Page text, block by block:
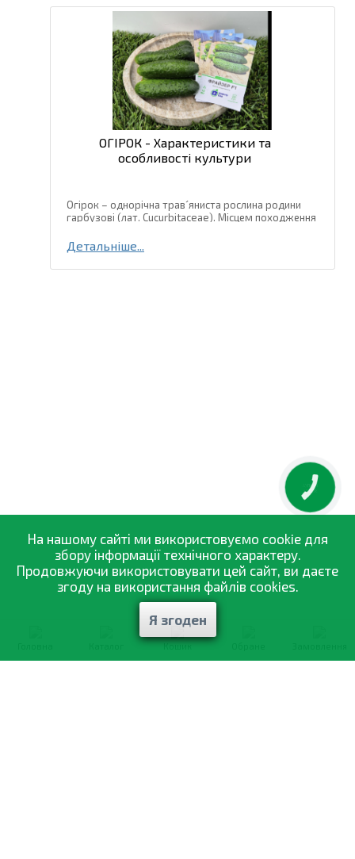
КупитиНасіння огірків Дерія F1, упаковка 10 штта
інші товари за доступними цінами Ви можете в
інтернет-магазиніСпектр Садз доставкою в Київ й
інші міста по всій території України.
ОГІРОК - Характеристики та
особливості культури
Огірок – однорічна трав´яниста рослина родини
гарбузові (лат. Cucurbitaceae). Місцем походження
Східної Азії, де і зараз зустрічаються дикорослі
види цієї...
Детальніше...
Кошик
На нашому сайті ми використовуємо cookie для
збору інформації технічного характеру.
Продовжуючи використовувати цей сайт, ви даєте
згоду на використання файлів cookies.
Я згоден
КНОПКА
ЗВ'ЯЗКУ